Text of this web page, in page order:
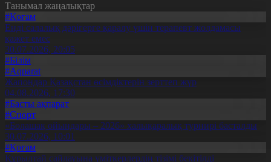
Танымал жаңалықтар
#Қоғам
Енді салалық дәрігерге қаралу үшін терапевт жолдамасы
қажет емес
30.07.2026, 20:05
#Білім
#Aqparat
Жапондар Қазақстан өсімдіктерін зерттеп жүр
04.08.2026, 17:30
#Басты ақпарат
#Спорт
«Болашақ ойындары – 2026» халықаралық турнирі басталды
30.07.2026, 10:01
#Қоғам
Құрылтай сайлауына үміткерлердің тізімі бекітілді